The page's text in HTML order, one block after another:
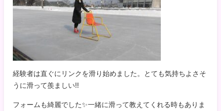
経験者は直ぐにリンクを滑り始めました。とても気持ちよさそ
うに滑って羨ましい‼
フォームも綺麗でした✨一緒に滑って教えてくれる時もありま